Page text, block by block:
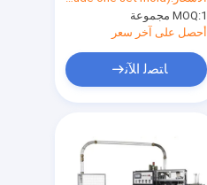
السرعة العالية
MOQ:1 مجموعة
أحصل على آخر سعر
ﺎﺘﺼﻟ ﺍﻶﻧ